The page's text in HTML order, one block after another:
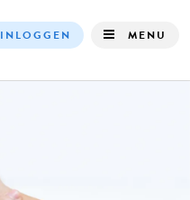
INLOGGEN MENU